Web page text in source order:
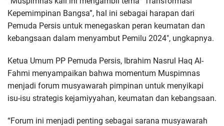
Kepemimpinan Bangsa”, hal ini sebagai harapan dari
Pemuda Persis untuk menegaskan peran keumatan dan
kebangsaan dalam menyambut Pemilu 2024″, ungkapnya.
Ketua Umum PP Pemuda Persis, Ibrahim Nasrul Haq Al-
Fahmi menyampaikan bahwa momentum Muspimnas
menjadi forum musyawarah pimpinan untuk menyikapi
isu-isu strategis kejamiyyahan, keumatan dan kebangsaan.
“Forum ini menjadi penting sebagai sarana musyawarah